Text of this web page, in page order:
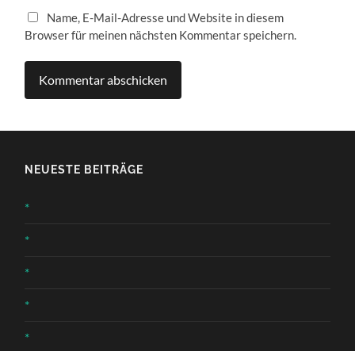
Name, E-Mail-Adresse und Website in diesem
Browser für meinen nächsten Kommentar speichern.
NEUESTE BEITRÄGE
*
*
*
*
*